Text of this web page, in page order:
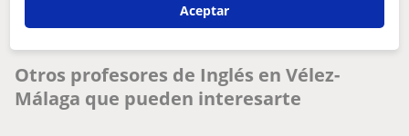
Inglés Málaga
clases de inglés y francés
Otros profesores de Inglés en Vélez-
Málaga que pueden interesarte
Aceptar